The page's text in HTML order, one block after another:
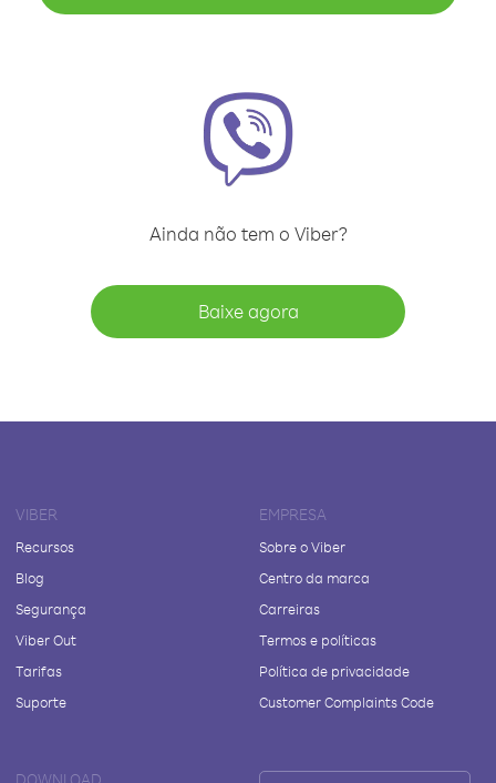
Ainda não tem o Viber?
Baixe agora
VIBER
Recursos
Blog
Segurança
Viber Out
Tarifas
Suporte
EMPRESA
Sobre o Viber
Centro da marca
Carreiras
Termos e políticas
Política de privacidade
Customer Complaints Code
DOWNLOAD